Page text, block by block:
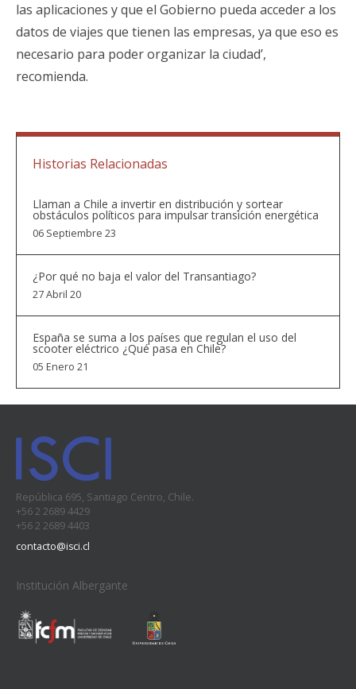
las aplicaciones y que el Gobierno pueda acceder a los
datos de viajes que tienen las empresas, ya que eso es
necesario para poder organizar la ciudad’,
recomienda.
Historias Relacionadas
Llaman a Chile a invertir en distribución y sortear
obstáculos políticos para impulsar transición energética
06 Septiembre 23
¿Por qué no baja el valor del Transantiago?
27 Abril 20
España se suma a los países que regulan el uso del
scooter eléctrico ¿Qué pasa en Chile?
05 Enero 21
República 695, Santiago Centro, Chile.
+56 2 2689 4429
+56 2 2689 4403
contacto@isci.cl
Institución Albergante